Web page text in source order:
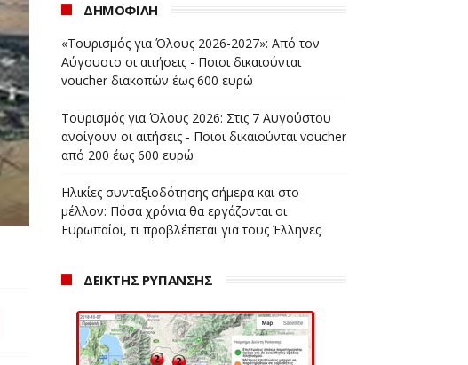
ΔΗΜΟΦΙΛΗ
«Τουρισμός για Όλους 2026-2027»: Από τον
Αύγουστο οι αιτήσεις - Ποιοι δικαιούνται
voucher διακοπών έως 600 ευρώ
Τουρισμός για Όλους 2026: Στις 7 Αυγούστου
ανοίγουν οι αιτήσεις - Ποιοι δικαιούνται voucher
από 200 έως 600 ευρώ
Ηλικίες συνταξιοδότησης σήμερα και στο
μέλλον: Πόσα χρόνια θα εργάζονται οι
Ευρωπαίοι, τι προβλέπεται για τους Έλληνες
ΔΕΙΚΤΗΣ ΡΥΠΑΝΣΗΣ